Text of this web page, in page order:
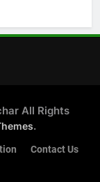
All Rights
.
Contact Us